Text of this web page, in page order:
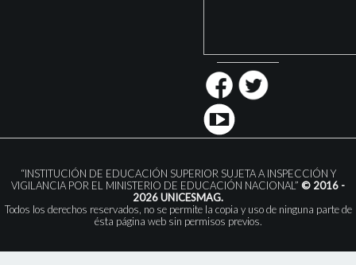
“INSTITUCIÓN DE EDUCACIÓN SUPERIOR SUJETA A INSPECCIÓN Y
VIGILANCIA POR EL MINISTERIO DE EDUCACIÓN NACIONAL” © 2016 -
2026 UNICESMAG.
Todos los derechos reservados, no se permite la copia y uso de ninguna parte de
ésta página web sin permisos previos.